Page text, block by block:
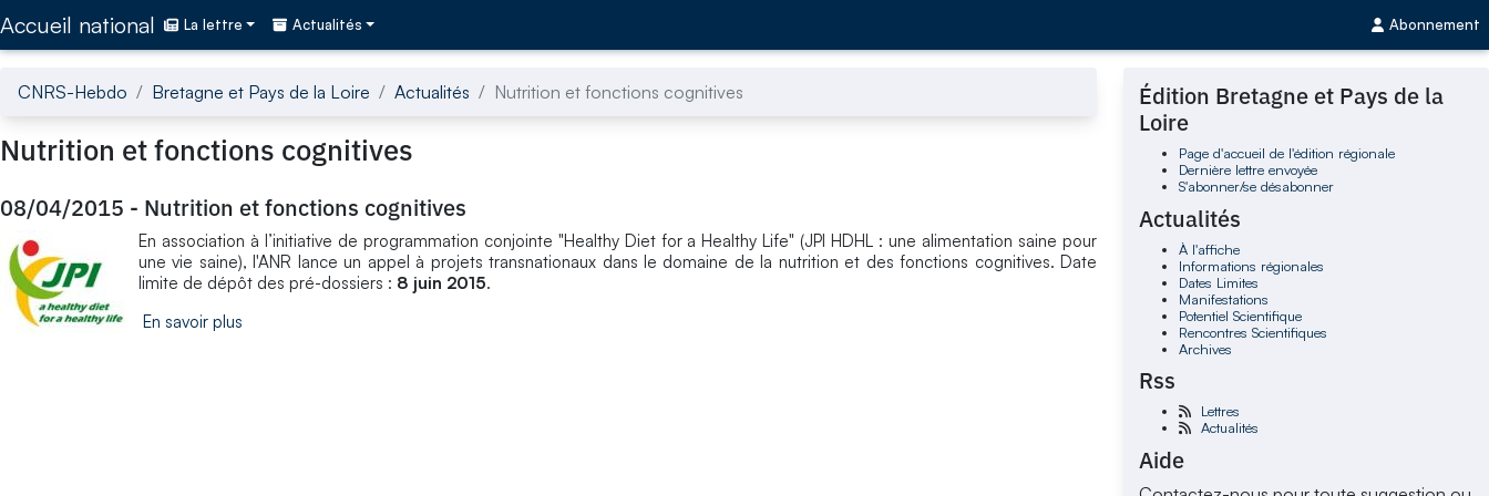
Accueil national La lettre Actualités Abonnement
CNRS-Hebdo Bretagne et Pays de la Loire Actualités Nutrition et fonctions cognitives
Nutrition et fonctions cognitives
08/04/2015 - Nutrition et fonctions cognitives
En association à l’initiative de programmation conjointe "Healthy Diet for a Healthy Life" (JPI HDHL : une alimentation saine pour
une vie saine), l'ANR lance un appel à projets transnationaux dans le domaine de la nutrition et des fonctions cognitives. Date
limite de dépôt des pré-dossiers : 8 juin 2015.
En savoir plus
Édition Bretagne et Pays de la
Loire
Page d'accueil de l'édition régionale
Dernière lettre envoyée
S'abonner/se désabonner
Actualités
À l'affiche
Informations régionales
Dates Limites
Manifestations
Potentiel Scientifique
Rencontres Scientifiques
Archives
Rss
Lettres
Actualités
Aide